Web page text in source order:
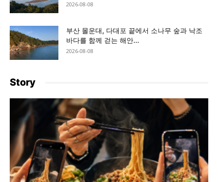
2026-08-08
부산 몰운대, 다대포 끝에서 소나무 숲과 낙조
바다를 함께 걷는 해안...
2026-08-08
Story